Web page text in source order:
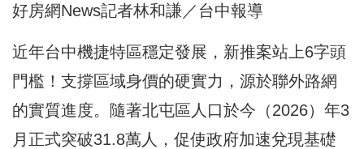
好房網News記者林和謙／台中報導
近年台中機捷特區穩定發展，新推案站上6字頭
門檻！支撐區域身價的硬實力，源於聯外路網
的實質進度。隨著北屯區人口於今（2026）年3
月正式突破31.8萬人，促使政府加速兌現基礎